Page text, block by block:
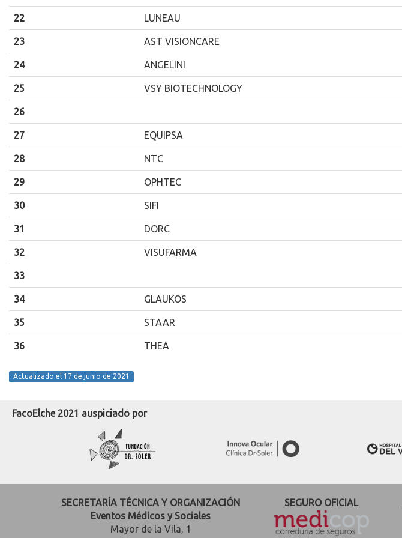
22 LUNEAU
23 AST VISIONCARE
24 ANGELINI
25 VSY BIOTECHNOLOGY
26
27 EQUIPSA
28 NTC
29 OPHTEC
30 SIFI
31 DORC
32 VISUFARMA
33
34 GLAUKOS
35 STAAR
36 THEA
Actualizado el 17 de junio de 2021
FacoElche 2021 auspiciado por
SECRETARÍA TÉCNICA Y ORGANIZACIÓN
Eventos Médicos y Sociales
Mayor de la Vila, 1
SEGURO OFICIAL